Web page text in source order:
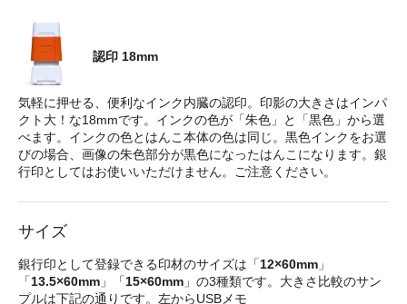
認印 18mm
気軽に押せる、便利なインク内臓の認印。印影の大きさはインパ
クト大！な18mmです。インクの色が「朱色」と「黒色」から選
べます。インクの色とはんこ本体の色は同じ。黒色インクをお選
びの場合、画像の朱色部分が黒色になったはんこになります。銀
行印としてはお使いいただけません。ご注意ください。
サイズ
銀行印として登録できる印材のサイズは「12×60mm 」
「13.5×60mm 」「15×60mm 」の3種類です。大きさ比較のサン
プルは下記の通りです。左からUSBメモ